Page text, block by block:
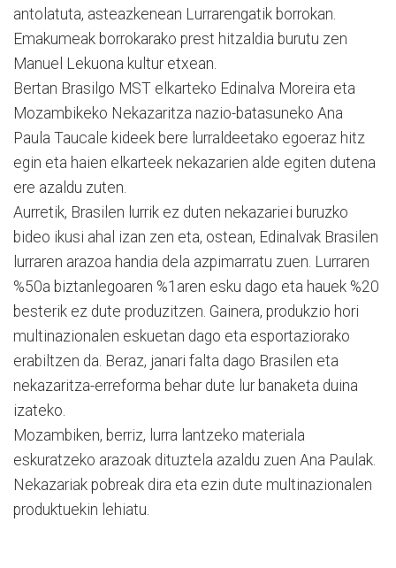
antolatuta, asteazkenean Lurrarengatik borrokan.
Emakumeak borrokarako prest hitzaldia burutu zen
Manuel Lekuona kultur etxean.
Bertan Brasilgo MST elkarteko Edinalva Moreira eta
Mozambikeko Nekazaritza nazio-batasuneko Ana
Paula Taucale kideek bere lurraldeetako egoeraz hitz
egin eta haien elkarteek nekazarien alde egiten dutena
ere azaldu zuten.
Aurretik, Brasilen lurrik ez duten nekazariei buruzko
bideo ikusi ahal izan zen eta, ostean, Edinalvak Brasilen
lurraren arazoa handia dela azpimarratu zuen. Lurraren
%50a biztanlegoaren %1aren esku dago eta hauek %20
besterik ez dute produzitzen. Gainera, produkzio hori
multinazionalen eskuetan dago eta esportaziorako
erabiltzen da. Beraz, janari falta dago Brasilen eta
nekazaritza-erreforma behar dute lur banaketa duina
izateko.
Mozambiken, berriz, lurra lantzeko materiala
eskuratzeko arazoak dituztela azaldu zuen Ana Paulak.
Nekazariak pobreak dira eta ezin dute multinazionalen
produktuekin lehiatu.